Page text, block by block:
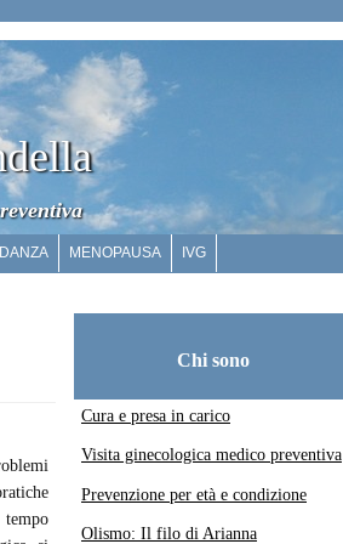
MENOPAUSA IVG
Chi sono
Cura e presa in carico
Visita ginecologica medico preventiva
Prevenzione per età e condizione
Olismo: Il filo di Arianna